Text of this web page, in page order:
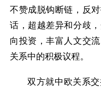
不赞成脱钩断链，反
话，超越差异和分歧
向投资，丰富人文交
关系中的积极议程。
双方就中欧关系